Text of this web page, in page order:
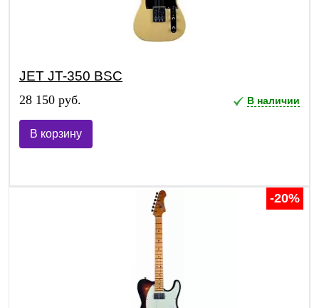
JET JT-350 BSC
28 150 руб. В наличии
В корзину
-20%